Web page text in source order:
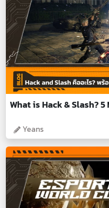
What is Hack & Slash?
Yeans